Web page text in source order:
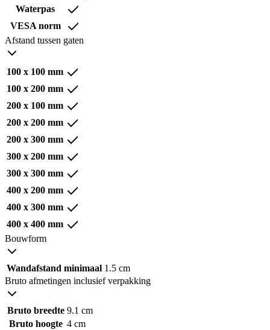
Waterpas
VESA norm
Afstand tussen gaten
100 x 100 mm
100 x 200 mm
200 x 100 mm
200 x 200 mm
200 x 300 mm
300 x 200 mm
300 x 300 mm
400 x 200 mm
400 x 300 mm
400 x 400 mm
Bouwform
Wandafstand minimaal 1.5 cm
Bruto afmetingen inclusief verpakking
Bruto breedte 9.1 cm
Bruto hoogte 4 cm